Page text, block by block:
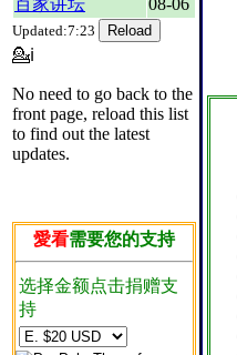
百家讲坛
08-06
Updated:7:23
💁ℹ
No need to go back to the
front page, reload this list
to find out the latest
updates.
愛看需要您的支持
选择金额点击捐赠支
持